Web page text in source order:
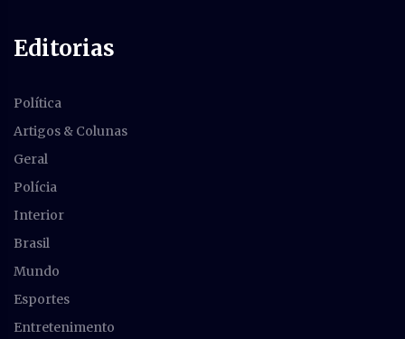
Editorias
Política
Artigos & Colunas
Geral
Polícia
Interior
Brasil
Mundo
Esportes
Entretenimento